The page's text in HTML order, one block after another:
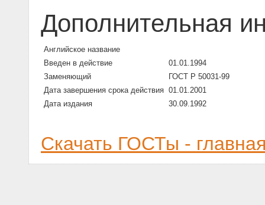
Дополнительная
Английское название
Введен в действие
01.01.1994
Заменяющий
ГОСТ Р 50031-99
Дата завершения срока действия 01.01.2001
Дата издания
30.09.1992
Скачать ГОСТы -